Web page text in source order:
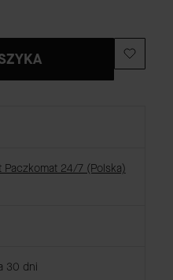
Paczkomat 24/7 (Polska)
30 dni